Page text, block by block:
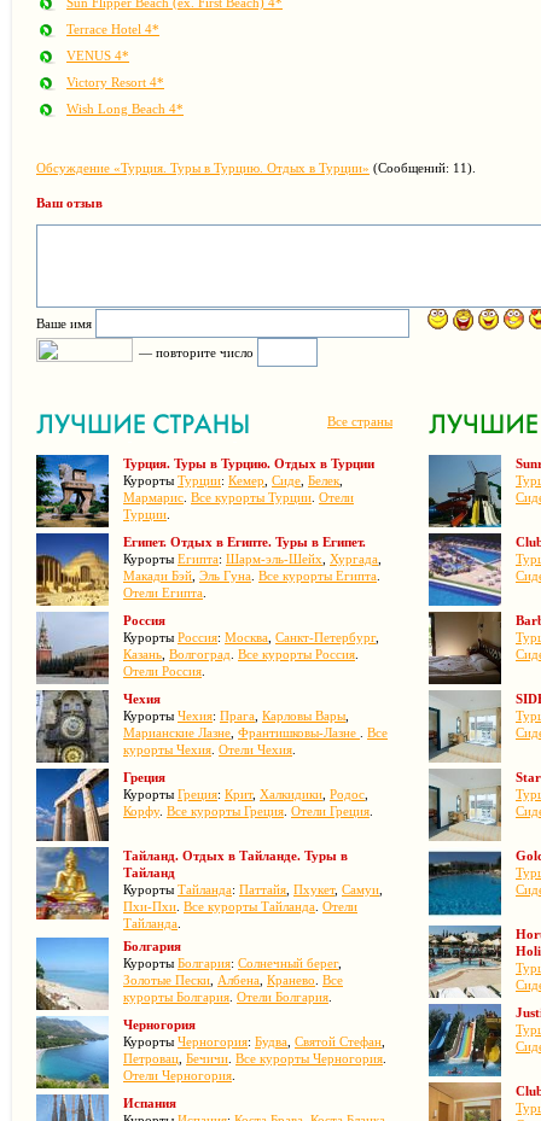
Terrace Hotel 4*
VENUS 4*
Victory Resort 4*
Wish Long Beach 4*
Обсуждение «Турция. Туры в Турцию. Отдых в Турции» (Сообщений: 11).
Ваш отзыв
Ваше имя
— повторите число
Все страны
Турция. Туры в Турцию. Отдых в Турции
Курорты Турции: Кемер Сиде Белек
Мармарис Все курорты Турции Отели
Турции
Египет. Отдых в Египте. Туры в Египет.
Курорты Египта: Шарм-эль-Шейх Хургада
Макади Бэй Эль Гуна Все курорты Египта
Отели Египта
Россия
Курорты Россия: Москва Санкт-Петербург,
Казань Волгоград Все курорты Россия
Отели Россия
Чехия
Курорты Чехия: Прага Карловы Вары
Марианские Лазне Франтишковы-Лазне
Все
курорты Чехия Отели Чехия
Греция
Курорты Греция: Крит, Халкидики Родос
Корфу. Все курорты Греция Отели Греция
Тайланд. Отдых в Тайланде. Туры в
Тайланд
Курорты Тайланда: Паттайя Пхукет, Самуи
Пхи-Пхи Все курорты Тайланда Отели
Тайланда
Болгария
Курорты Болгария: Солнечный берег,
Золотые Пески Албена Кранево Все
курорты Болгария Отели Болгария
Черногория
Курорты Черногория: Будва Святой Стефан
Петровац Бечичи Все курорты Черногория
Отели Черногория
Испания